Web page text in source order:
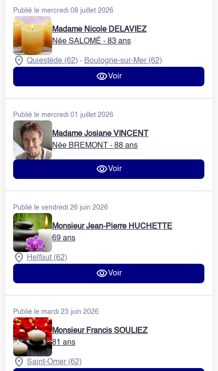
Publié le mercredi 08 juillet 2026
Madame Nicole DELAVIEZ
Née SALOMÉ - 83 ans
Quiestède (62) - Boulogne-sur-Mer (62)
Voir
Publié le mercredi 01 juillet 2026
Madame Josiane VINCENT
Née BREMONT
- 88 ans
Voir
Publié le vendredi 26 juin 2026
Monsieur Jean-Pierre HUCHETTE
69 ans
Helfaut (62)
Voir
Publié le mardi 23 juin 2026
Monsieur Francis SOULIEZ
81 ans
Saint-Omer (62)